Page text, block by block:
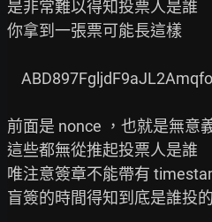
是非常難以得知投票人是誰
你拿到一張票可能長這樣
前面是 nonce ，也就是無意
這些都無從推起投票人是誰
唯注意簽章不能帶有
盲簽的時間得知到底是誰投的